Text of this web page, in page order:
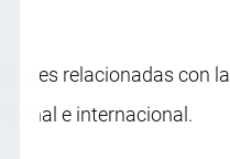
relacionadas con la
e internacional.